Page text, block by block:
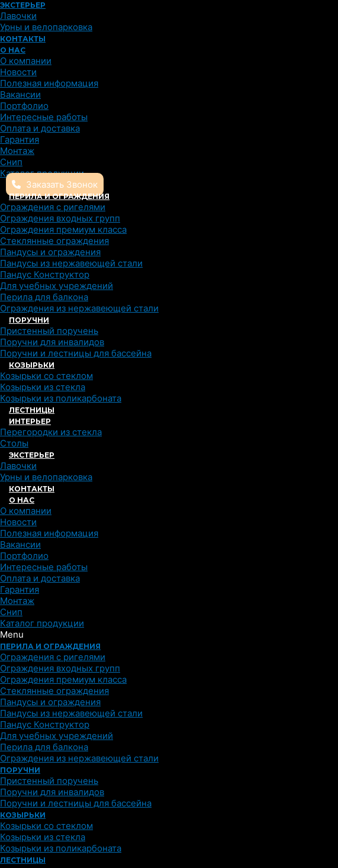
ЭКСТЕРЬЕР
Лавочки
Урны и велопарковка
КОНТАКТЫ
О НАС
О компании
Новости
Полезная информация
Вакансии
Портфолио
Интересные работы
Оплата и доставка
Гарантия
Монтаж
Снип
Каталог продукции
Заказать Звонок
ПЕРИЛА И ОГРАЖДЕНИЯ
Ограждения с ригелями
Ограждения входных групп
Ограждения премиум класса
Стеклянные ограждения
Пандусы и ограждения
Пандусы из нержавеющей стали
Пандус Конструктор
Для учебных учреждений
Перила для балкона
Ограждения из нержавеющей стали
ПОРУЧНИ
Пристенный поручень
Поручни для инвалидов
Поручни и лестницы для бассейна
КОЗЫРЬКИ
Козырьки со стеклом
Козырьки из стекла
Козырьки из поликарбоната
ЛЕСТНИЦЫ
ИНТЕРЬЕР
Перегородки из стекла
Столы
ЭКСТЕРЬЕР
Лавочки
Урны и велопарковка
КОНТАКТЫ
О НАС
О компании
Новости
Полезная информация
Вакансии
Портфолио
Интересные работы
Оплата и доставка
Гарантия
Монтаж
Снип
Каталог продукции
Menu
ПЕРИЛА И ОГРАЖДЕНИЯ
Ограждения с ригелями
Ограждения входных групп
Ограждения премиум класса
Стеклянные ограждения
Пандусы и ограждения
Пандусы из нержавеющей стали
Пандус Конструктор
Для учебных учреждений
Перила для балкона
Ограждения из нержавеющей стали
ПОРУЧНИ
Пристенный поручень
Поручни для инвалидов
Поручни и лестницы для бассейна
КОЗЫРЬКИ
Козырьки со стеклом
Козырьки из стекла
Козырьки из поликарбоната
ЛЕСТНИЦЫ